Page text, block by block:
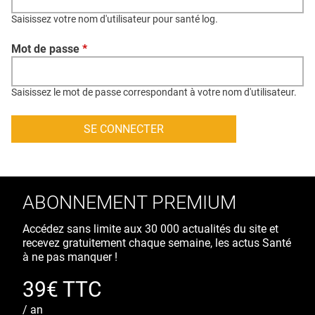
CONTACT
CRÉDITS
Saisissez votre nom d'utilisateur pour santé log.
Mot de passe *
Saisissez le mot de passe correspondant à votre nom d'utilisateur.
ABONNEMENT PREMIUM
Accédez sans limite aux 30 000 actualités du site et
recevez gratuitement chaque semaine, les actus Santé
à ne pas manquer !
39€ TTC
/ an